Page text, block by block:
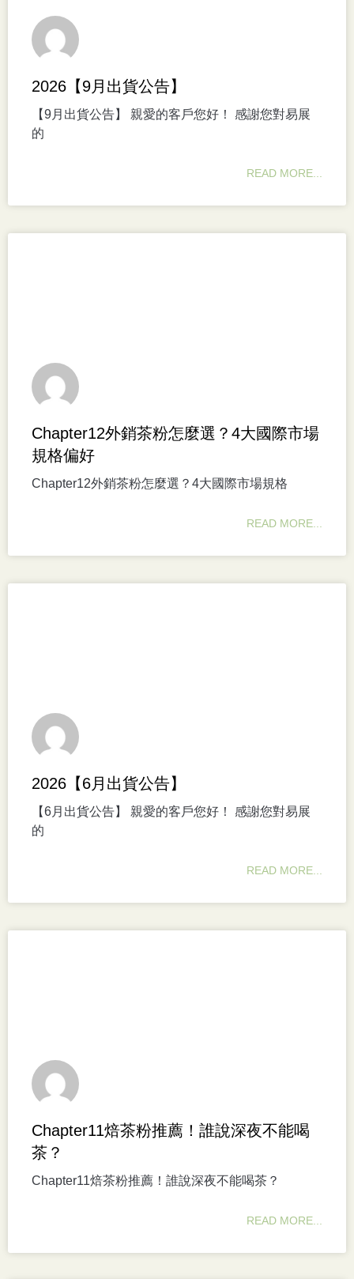
2026【9月出貨公告】
【9月出貨公告】 親愛的客戶您好！ 感謝您對易展
的
READ MORE...
Chapter12外銷茶粉怎麼選？4大國際市場
規格偏好
Chapter12外銷茶粉怎麼選？4大國際市場規格
READ MORE...
2026【6月出貨公告】
【6月出貨公告】 親愛的客戶您好！ 感謝您對易展
的
READ MORE...
Chapter11焙茶粉推薦！誰說深夜不能喝
茶？
Chapter11焙茶粉推薦！誰說深夜不能喝茶？
READ MORE...